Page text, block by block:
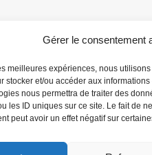
Gérer le consentement
meilleures expériences, nous
stocker et/ou accéder aux
nous permettra de traiter des
les ID uniques sur ce site. Le fait de
peut avoir un effet négatif sur